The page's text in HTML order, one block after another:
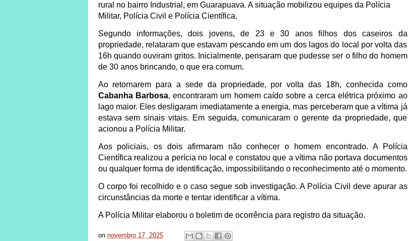
rural no bairro Industrial, em Guarapuava. A situação mobilizou equipes da Polícia
Militar, Polícia Civil e Polícia Científica.
Segundo informações, dois jovens, de 23 e 30 anos filhos dos caseiros da
propriedade, relataram que estavam pescando em um dos lagos do local por volta das
16h quando ouviram gritos. Inicialmente, pensaram que pudesse ser o filho do homem
de 30 anos brincando, o que era comum.
Ao retornarem para a sede da propriedade, por volta das 18h, conhecida como
Cabanha Barbosa, encontraram um homem caído sobre a cerca elétrica próximo ao
lago maior. Eles desligaram imediatamente a energia, mas perceberam que a vítima já
estava sem sinais vitais. Em seguida, comunicaram o gerente da propriedade, que
acionou a Polícia Militar.
Aos policiais, os dois afirmaram não conhecer o homem encontrado. A Polícia
Científica realizou a perícia no local e constatou que a vítima não portava documentos
ou qualquer forma de identificação, impossibilitando o reconhecimento até o momento.
O corpo foi recolhido e o caso segue sob investigação. A Polícia Civil deve apurar as
circunstâncias da morte e tentar identificar a vítima.
A Polícia Militar elaborou o boletim de ocorrência para registro da situação.
on novembro 17, 2025